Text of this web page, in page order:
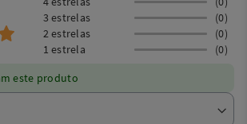
3 estrelas
(0)
2 estrelas
(0)
1 estrela
(0)
este produto